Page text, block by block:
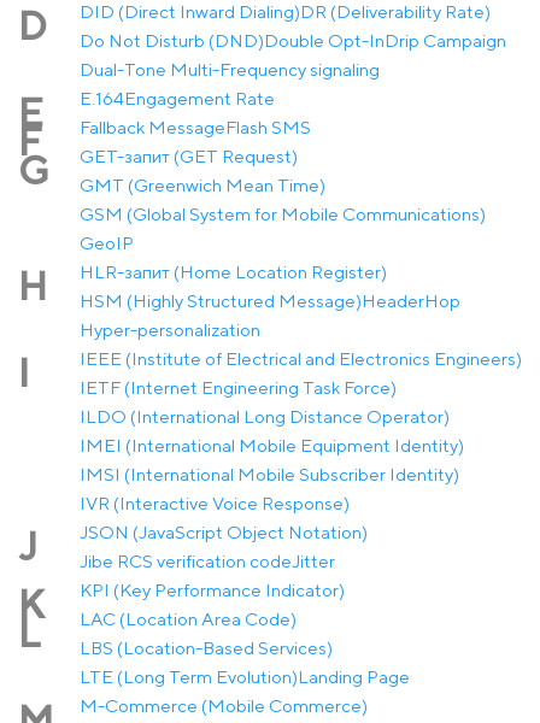
D DID (Direct Inward Dialing)DR (Deliverability Rate)
Do Not Disturb (DND)Double Opt-InDrip Campaign
Dual-Tone Multi-Frequency signaling
E E.164Engagement Rate
F Fallback MessageFlash SMS
G
GET-запит (GET Request)
GMT (Greenwich Mean Time)
GSM (Global System for Mobile Communications)
GeoIP
H
HLR-запит (Home Location Register)
HSM (Highly Structured Message)HeaderHop
Hyper-personalization
I
IEEE (Institute of Electrical and Electronics Engineers)
IETF (Internet Engineering Task Force)
ILDO (International Long Distance Operator)
IMEI (International Mobile Equipment Identity)
IMSI (International Mobile Subscriber Identity)
IVR (Interactive Voice Response)
J
JSON (JavaScript Object Notation)
Jibe RCS verification codeJitter
K KPI (Key Performance Indicator)
L
LAC (Location Area Code)
LBS (Location-Based Services)
LTE (Long Term Evolution)Landing Page
M-Commerce (Mobile Commerce)